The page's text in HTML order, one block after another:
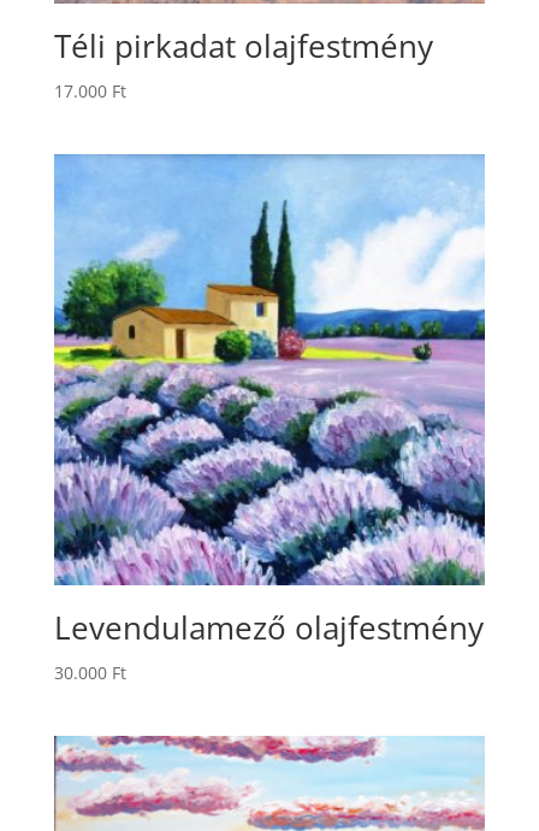
Téli pirkadat olajfestmény
17.000 Ft
Levendulamező olajfestmény
30.000 Ft